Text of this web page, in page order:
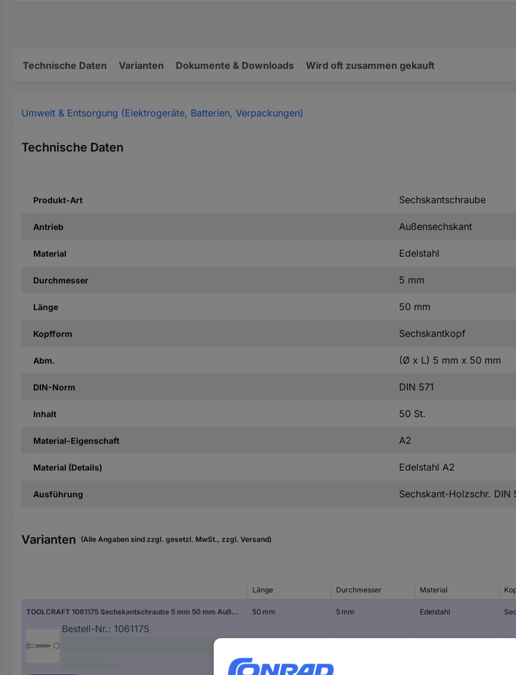
Technische Daten Varianten Dokumente & Downloads Wird oft zusammen gekauft
Umwelt & Entsorgung (Elektrogeräte, Batterien, Verpackungen)
Technische Daten
Produkt-Art Sechskantschraube
Antrieb Außensechskant
Material Edelstahl
Durchmesser 5 mm
Länge 50 mm
Kopfform Sechskantkopf
Abm. (Ø x L) 5 mm x 50 mm
DIN-Norm DIN 571
Inhalt 50 St.
Material-Eigenschaft A2
Material (Details) Edelstahl A2
Ausführung Sechskant-Holzschr. DIN
Varianten (Alle Angaben sind zzgl. gesetzl. MwSt., zzgl. Versand)
Länge Durchmesser Material
TOOLCRAFT 1061175 Sechskantschraube 5 mm 50 mm Außensechskant DIN 571 Edelstahl A2 50 St.
Bestell-Nr.: 1061175
50 mm 5 mm Edelstahl